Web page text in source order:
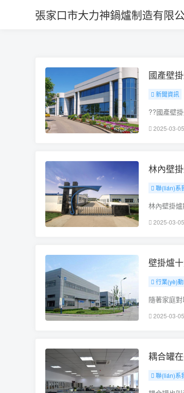
另类 专区 欧美 制服_国产成
張家口市大力神鍋爐制造有限
國產壁
新聞資訊
??國產壁
十五年內
2025-03-05
林內壁
聯(lián)系
林內壁掛
爐。
2025-03-05
壁掛爐
行業(yè)
隨著家庭
品牌，
2025-03-05
耦合罐
聯(lián)系